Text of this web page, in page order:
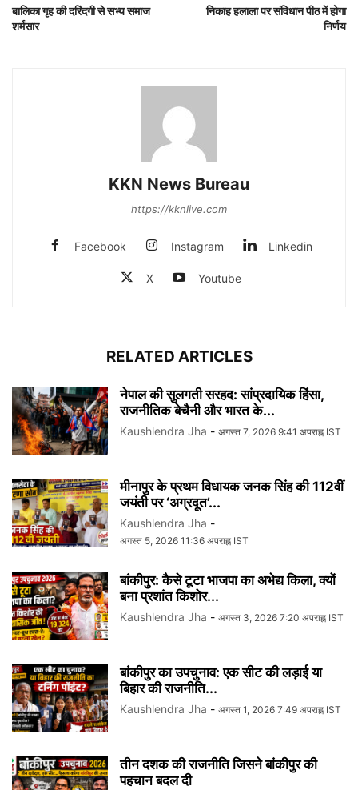
बालिका गृह की दरिंदगी से सभ्य समाज
शर्मसार
निकाह हलाला पर संविधान पीठ में होगा
निर्णय
KKN News Bureau
https://kknlive.com
Facebook Instagram Linkedin
X Youtube
RELATED ARTICLES
नेपाल की सुलगती सरहद: सांप्रदायिक हिंसा,
राजनीतिक बेचैनी और भारत के...
Kaushlendra Jha - अगस्त 7, 2026 9:41 अपराह्न IST
मीनापुर के प्रथम विधायक जनक सिंह की 112वीं
जयंती पर ‘अग्रदूत’...
Kaushlendra Jha -
अगस्त 5, 2026 11:36 अपराह्न IST
बांकीपुर: कैसे टूटा भाजपा का अभेद्य किला, क्यों
बना प्रशांत किशोर...
Kaushlendra Jha - अगस्त 3, 2026 7:20 अपराह्न IST
बांकीपुर का उपचुनाव: एक सीट की लड़ाई या
बिहार की राजनीति...
Kaushlendra Jha - अगस्त 1, 2026 7:49 अपराह्न IST
तीन दशक की राजनीति जिसने बांकीपुर की
पहचान बदल दी